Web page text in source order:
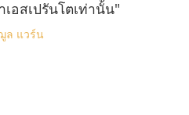
อสเปรันโตเท่านั้น"
ล แวร์น